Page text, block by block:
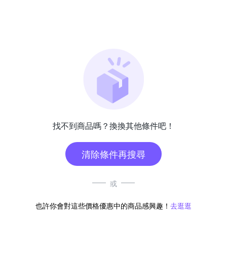
找不到商品嗎？換換其他條件吧！
清除條件再搜尋
或
也許你會對這些價格優惠中的商品感興趣！ 去逛逛